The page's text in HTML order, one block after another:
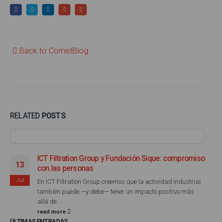
Back to CometBlog
RELATED POSTS
13
Jul
ICT Filtration Group y Fundación Sique: compromiso
con las personas
En ICT Filtration Group creemos que la actividad industrial
también puede —y debe— tener un impacto positivo más
allá de...
read more